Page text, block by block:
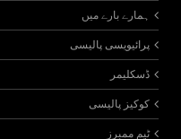
ہمارے بارے میں
پرائیویسی پالیسی
ڈسکلیمر
کوکیز پالیسی
ٹیم ممبرز